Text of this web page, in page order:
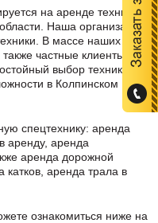
на аренде техники в
Наша организация
В массе наших
частные клиенты.
выбор техники
в Колпинском
спецтехнику: аренда
в аренду, аренда
аренда дорожной
катков, аренда трала в
ознакомиться ниже на